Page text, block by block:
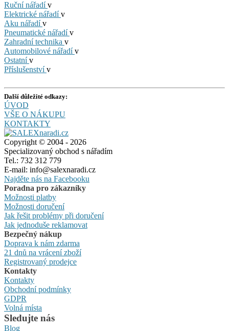
Ruční nářadív
Elektrické nářadív
Aku nářadív
Pneumatické nářadív
Zahradní technika v
Automobilové nářadív
Ostatnív
Příslušenstvív
Další důležité odkazy:
ÚVOD
VŠE O NÁKUPU
KONTAKTY
Copyright © 2004 - 2026
Specializovaný obchod s nářadím
Tel.: 732 312 779
E-mail: info@salexnaradi.cz
Najděte nás na Facebooku
Poradna pro zákazníky
Možnosti platby
Možnosti doručení
Jak řešit problémy při doručení
Jak jednoduše reklamovat
Bezpečný nákup
Doprava k nám zdarma
21 dnů na vrácení zboží
Registrovaný prodejce
Kontakty
Kontakty
Obchodní podmínky
GDPR
Volná místa
Sledujte nás
Blog